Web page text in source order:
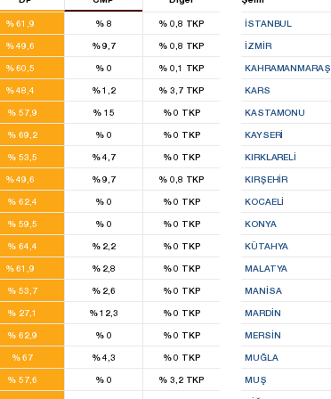
%61,9
29
%8 % 0,8 TKP
%49,6 %9,7 % 0,8 TKP
%60,5 %0 % 0,1 TKP
%48,4 %1,2 % 3,7 TKP
% 57,9 %15 %0 TKP
% 69,2 %0 %0 TKP
% 53,5 %4,7 %0 TKP
%49,6 %9,7 % 0,8 TKP
% 62,4 %0 %0 TKP
% 59,5 %0 %0 TKP
% 64,4 %2,2 %0 TKP
%61,9 %2,8 %0 TKP
% 53,7 %2,6 %0 TKP
% 27,1 %12,3 %0 TKP
% 62,9 %0 %0 TKP
%67 %4,3 %0 TKP
% 57,6 %0 % 3,2 TKP
14
İSTANBUL
İZMIR
KAHRAMANMARAŞ
KARS
KASTAMONU
KAYSERI
KIRKLARELI
KIRŞEHIR
KOCAELI
KONYA
KÜTAHYA
MALATYA
MANISA
MARDIN
MERSIN
MUĞLA
MUŞ